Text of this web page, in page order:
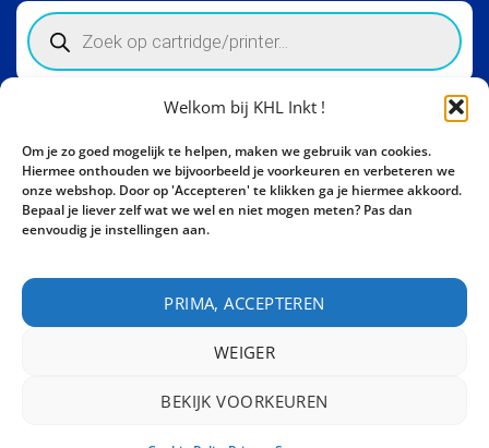
Welkom bij KHL Inkt !
Om je zo goed mogelijk te helpen, maken we gebruik van cookies.
Hiermee onthouden we bijvoorbeeld je voorkeuren en verbeteren we
onze webshop. Door op 'Accepteren' te klikken ga je hiermee akkoord.
Bepaal je liever zelf wat we wel en niet mogen meten? Pas dan
eenvoudig je instellingen aan.
PRIMA, ACCEPTEREN
WEIGER
BEKIJK VOORKEUREN
Products
search
Activity Invest BV - KHL, Kempische Steenweg 274
3500 Hasselt - België BE0862447190
Bel ons nu:+32 11 261499